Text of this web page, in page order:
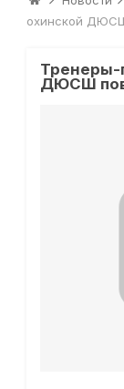
охинской
Тренеры-
ДЮСШ